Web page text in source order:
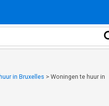
in Bruxelles > Woningen te huur in